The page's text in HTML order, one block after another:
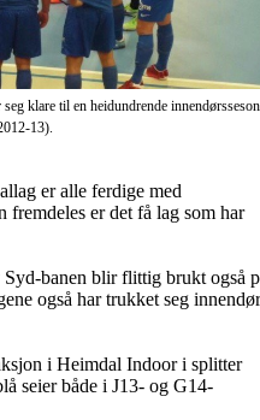
klare til en heidundrende
13).
er alle ferdige med
fremdeles er det få lag som har
banen blir flittig brukt også
også har trukket seg
i Heimdal Indoor i splitter
seier både i J13- og G14-